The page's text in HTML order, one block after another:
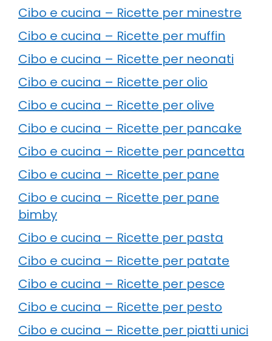
Cibo e cucina – Ricette per minestre
Cibo e cucina – Ricette per muffin
Cibo e cucina – Ricette per neonati
Cibo e cucina – Ricette per olio
Cibo e cucina – Ricette per olive
Cibo e cucina – Ricette per pancake
Cibo e cucina – Ricette per pancetta
Cibo e cucina – Ricette per pane
Cibo e cucina – Ricette per pane
bimby
Cibo e cucina – Ricette per pasta
Cibo e cucina – Ricette per patate
Cibo e cucina – Ricette per pesce
Cibo e cucina – Ricette per pesto
Cibo e cucina – Ricette per piatti unici